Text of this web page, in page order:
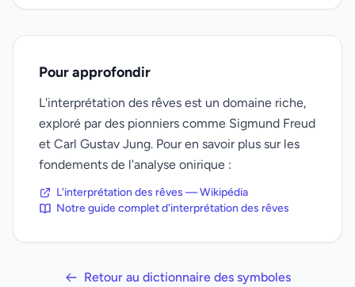
Pour approfondir
L'interprétation des rêves est un domaine riche,
exploré par des pionniers comme Sigmund Freud
et Carl Gustav Jung. Pour en savoir plus sur les
fondements de l'analyse onirique :
L'interprétation des rêves — Wikipédia
Notre guide complet d'interprétation des rêves
Retour au dictionnaire des symboles